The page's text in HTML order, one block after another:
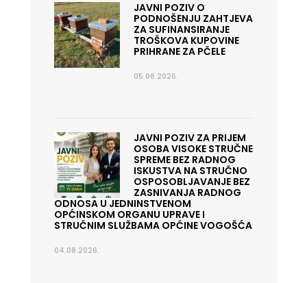
JAVNI POZIV O
PODNOŠENJU ZAHTJEVA
ZA SUFINANSIRANJE
TROŠKOVA KUPOVINE
PRIHRANE ZA PČELE
05.08.2026.
JAVNI POZIV ZA PRIJEM
OSOBA VISOKE STRUČNE
SPREME BEZ RADNOG
ISKUSTVA NA STRUČNO
OSPOSOBLJAVANJE BEZ
ZASNIVANJA RADNOG
ODNOSA U JEDNINSTVENOM
OPĆINSKOM ORGANU UPRAVE I
STRUČNIM SLUŽBAMA OPĆINE VOGOŠĆA
04.08.2026.